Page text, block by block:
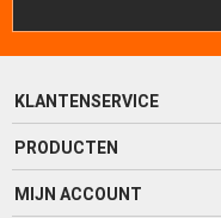
KLANTENSERVICE
PRODUCTEN
MIJN ACCOUNT